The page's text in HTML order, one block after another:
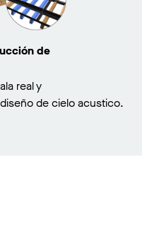
de
real y
de cielo acustico.